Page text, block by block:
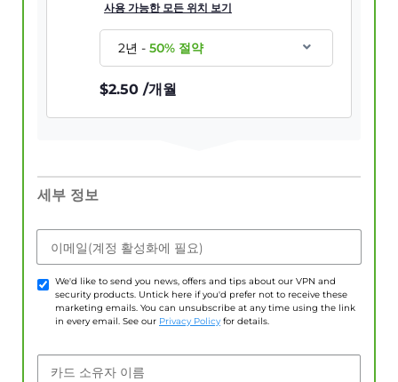
사용 가능한 모든 위치 보기
2년-50% 절약
$2.50 /개월
세부 정보
이메일(계정 활성화에 필요)
We'd like to send you news, offers and tips about our VPN and
security products. Untick here if you'd prefer not to receive these
marketing emails. You can unsubscribe at any time using the link
in every email. See our Privacy Policy for details.
카드 소유자 이름